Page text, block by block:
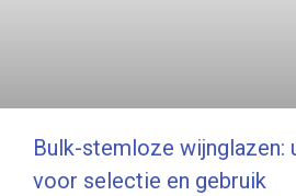
Bulk-stemloze wijnglazen:
voor selectie en gebruik